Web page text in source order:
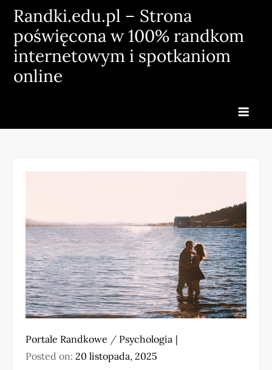
Skip
content
Randki.edu.pl – Strona
poświęcona w 100% randkom
internetowym i spotkaniom
online
Portale Randkowe / Psychologia
Posted on:20 listopada, 2025